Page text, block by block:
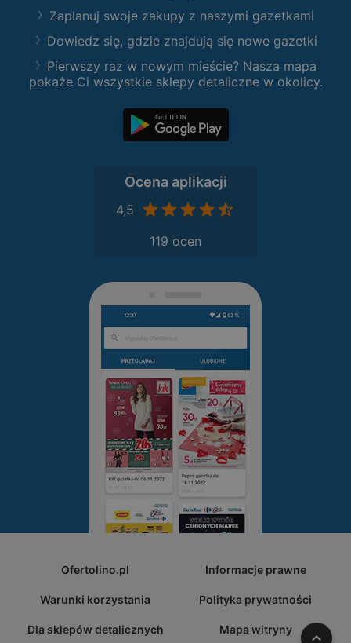
Zaplanuj swoje zakupy z naszymi gazetkami
Dowiedz się, gdzie znajdują się nowe gazetki
Pierwszy raz w nowym mieście? Nasza mapa
pokaże Ci wszystkie sklepy detaliczne w okolicy.
Ocena aplikacji
4,5
119 ocen
Ofertolino.pl Informacje prawne
Warunki korzystania Polityka prywatności
Dla sklepów detalicznych Mapa witryny W